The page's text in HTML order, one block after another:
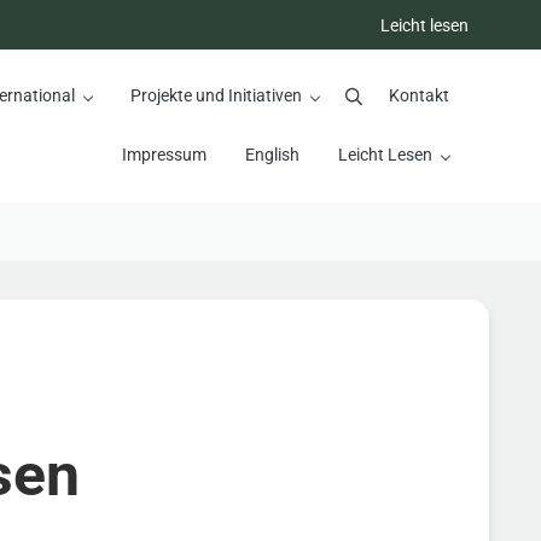
Leicht lesen
Projekte und Initiativen SuchenKontakt
Impressum English Leicht Lesen